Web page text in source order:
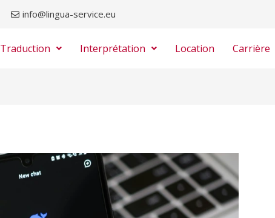
info@lingua-service.eu
Traduction Interprétation Location Carrière